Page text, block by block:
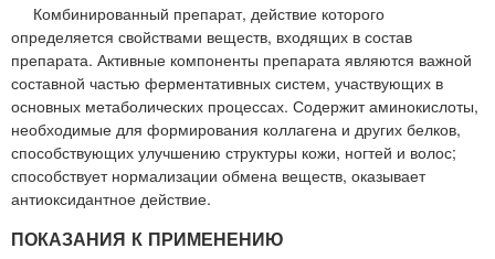
Комбинированный препарат, действие которого
определяется свойствами веществ, входящих в состав
препарата. Активные компоненты препарата являются важной
составной частью ферментативных систем, участвующих в
основных метаболических процессах. Содержит аминокислоты,
необходимые для формирования коллагена и других белков,
способствующих улучшению структуры кожи, ногтей и волос;
способствует нормализации обмена веществ, оказывает
антиоксидантное действие.
ПОКАЗАНИЯ К ПРИМЕНЕНИЮ